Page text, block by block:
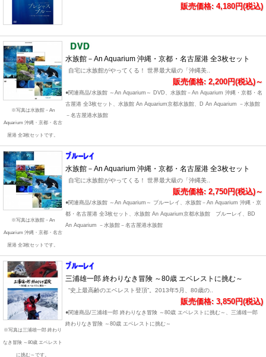
販売価格: 4,180円(税込)
※写真は水族館－An
Aquarium 沖縄・京都・名古
屋港 全3枚セットです。
水族館－An Aquarium 沖縄・京都・名古屋港 全3枚セット
自宅に水族館がやってくる！ 世界最大級の「沖縄美..
販売価格: 2,200円(税込)～
●関連商品/水族館 ～An Aquarium～ DVD、水族館－An Aquarium 沖縄・京都・名
古屋港 全3枚セット、水族館 An Aquarium京都水族館、D An Aquarium －水族館
－名古屋港水族館
※写真は水族館－An
Aquarium 沖縄・京都・名古
屋港 全3枚セットです。
水族館－An Aquarium 沖縄・京都・名古屋港 全3枚セット
自宅に水族館がやってくる！ 世界最大級の「沖縄美..
販売価格: 2,750円(税込)～
●関連商品/水族館 ～An Aquarium～ ブルーレイ、水族館－An Aquarium 沖縄・京
都・名古屋港 全3枚セット、水族館 An Aquarium京都水族館 ブルーレイ、BD
An Aquarium －水族館－名古屋港水族館
※写真は三浦雄一郎 終わり
なき冒険 ～80歳 エベレスト
に挑む～です。
三浦雄一郎 終わりなき冒険 ～80歳 エベレストに挑む～
“史上最高齢のエベレスト登頂”。2013年5月、80歳の..
販売価格: 3,850円(税込)
●関連商品/三浦雄一郎 終わりなき冒険 ～80歳 エベレストに挑む～、三浦雄一郎
終わりなき冒険 ～80歳 エベレストに挑む～